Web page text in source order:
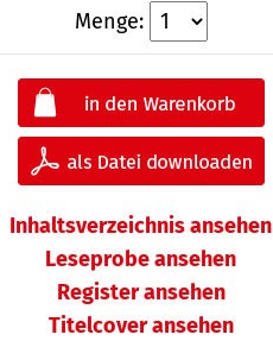
Menge:
Inhaltsverzeichnis ansehen
Leseprobe ansehen
Register ansehen
Titelcover ansehen